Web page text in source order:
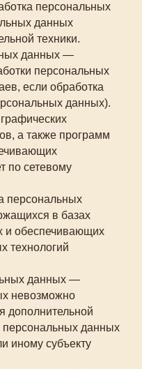
персональных
данных
техники.
данных —
персональных
если обработка
данных).
а также программ
по сетевому
персональных
в базах
и обеспечивающих
технологий
данных —
невозможно
дополнительной
данных
иному субъекту